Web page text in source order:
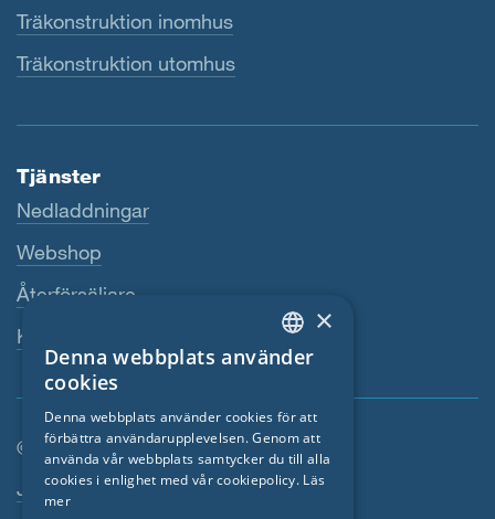
Träkonstruktion inomhus
Träkonstruktion utomhus
Tjänster
Nedladdningar
Webshop
Återförsäljare
Kontaktperson
© SIGA 2026
Footer-navigation
Jobb
ENGLISH
FRENCH
CZECH
×
Denna webbplats använder
cookies
Denna webbplats använder cookies för att
förbättra användarupplevelsen. Genom att
använda vår webbplats samtycker du till alla
cookies i enlighet med vår cookiepolicy. Läs
mer